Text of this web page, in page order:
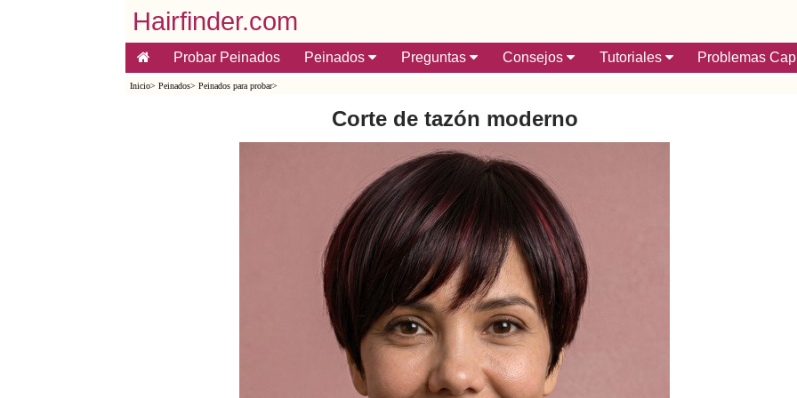
Hairfinder.com
Probar Peinados Peinados Preguntas Consejos Tutoriales Problemas
Inicio> Peinados> Peinados para probar>
Corte de tazón moderno